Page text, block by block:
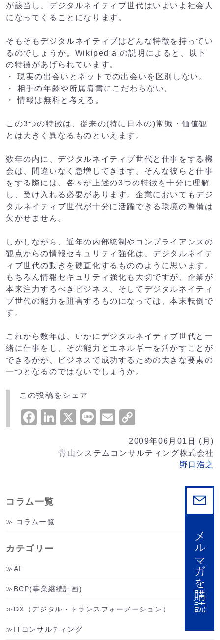
が該当し、デジタルネイティブ世代はいよいよ社会人
になってくることになります。
そもそもデジタルネイティブはどんな特徴を持ってい
るのでしょうか。Wikipedia の説明によると、以下
の特徴があげられています。
・ 現実の出会いとネットでの出会いを区別しない。
・ 相手の年齢や所属肩書にこだわらない。
・ 情報は無料と考える。
この3つの特徴は、従来の(特に日本の)常識・価値観
とは大きく異なるものといえます。
数年の内に、デジタルネイティブ世代と仕事をする機
会は、間違いなく急増してきます。そんな彼らと仕事
をする際には、各々が上述の3つの特徴を十分に理解
し、受け入れる必要があります。企業においてもデジ
タルネイティブ世代が十分に活躍できる環境の整備は
欠かせません。
しかしながら、近年の内部統制やコンプライアンスの
観点からの情報セキュリティ強化は、デジタルネイテ
ィブ世代の動きを硬直化するもののように思います。
もちろん情報セキュリティ強化も大切ですが、企業が
本来注力するべきビジネス、そしてデジタルネイティ
ブ世代の能力を阻害するものになっては、本末転倒で
す。
これから数年は、いかにデジタルネイティブ世代と一
緒に仕事をし、その能力とエネルギーを活かすことが
できるかが、ビジネスで成功するための大きな要素の
一つとなるのではないでしょうか。
この投稿をシェア
Facebook
LinkedIn
X LineEmail
Link
2009年06月01日 (月)
青山システムコンサルティング株式会社
野口浩之
コラム一覧
コラム一覧
カテゴリー
AI
BCP(事業継続計画)
DX（デジタル・トランスフォーメーション）
ITコンサルティング